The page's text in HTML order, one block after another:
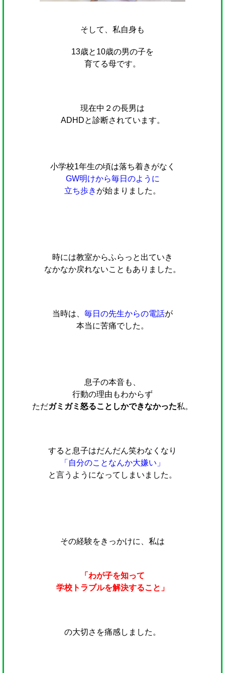
そして、私自身も
13歳と10歳の男の子を
育てる母です。
現在中２の長男は
ADHDと診断されています。
小学校1年生の頃は落ち着きがなく
GW明けから毎日のように
立ち歩き が始まりました。
時には教室からふらっと出ていき
なかなか戻れないこともありました。
当時は、 毎日の先生からの電話が
本当に苦痛でした。
息子の本音も、
行動の理由もわからず
ただガミガミ怒ることしかできなかった私。
すると息子はだんだん笑わなくなり
「自分のことなんか大嫌い」
と言うようになってしまいました。
その経験をきっかけに、私は
「わが子を知って
学校トラブルを解決すること」
の大切さを痛感しました。